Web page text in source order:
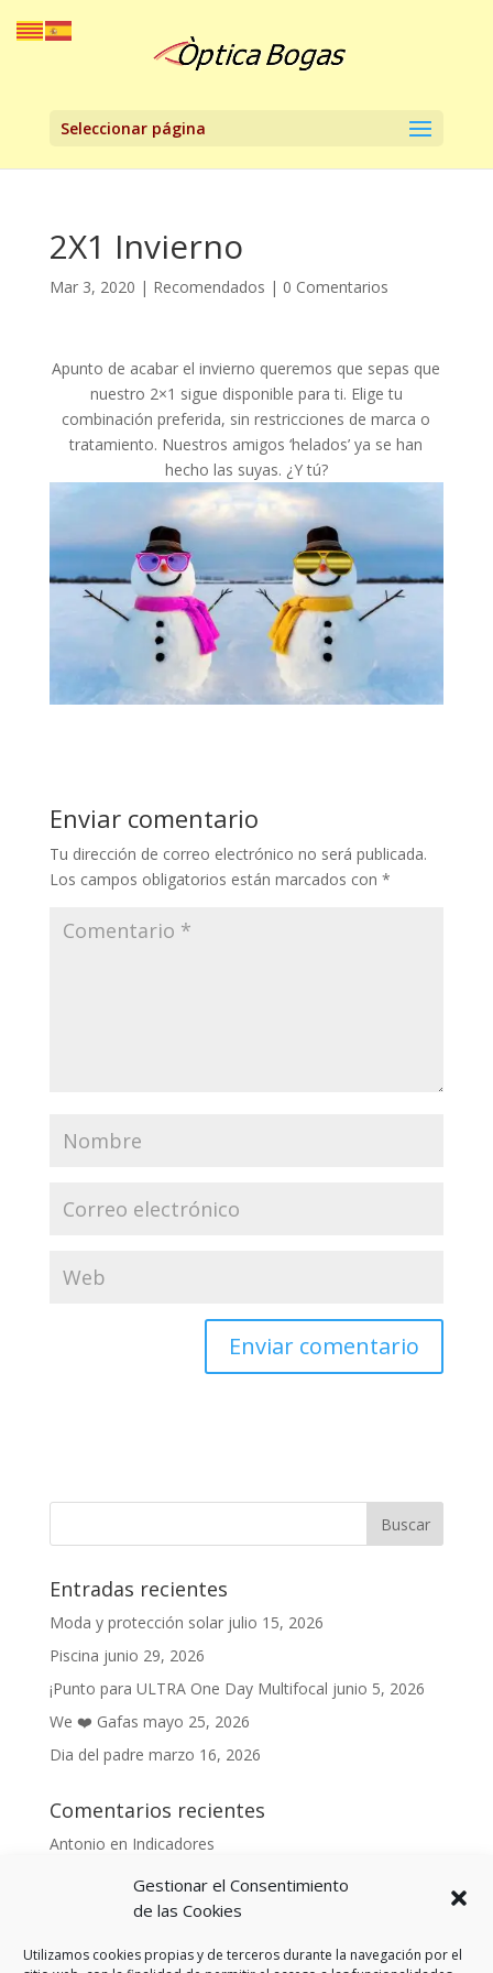
Gestionar el Consentimiento
de las Cookies
Utilizamos cookies propias y de terceros durante la navegación por el
Seleccionar página
2X1 Invierno
Mar 3, 2020 | Recomendados | 0 Comentarios
Apunto de acabar el invierno queremos que sepas que
nuestro 2×1 sigue disponible para ti. Elige tu
combinación preferida, sin restricciones de marca o
tratamiento. Nuestros amigos ‘helados’ ya se han
hecho las suyas. ¿Y tú?
Enviar comentario
Tu dirección de correo electrónico no será publicada.
Los campos obligatorios están marcados con *
Entradas recientes
Moda y protección solar julio 15, 2026
Piscina junio 29, 2026
¡Punto para ULTRA One Day Multifocal junio 5, 2026
We ❤️ Gafas mayo 25, 2026
Dia del padre marzo 16, 2026
Comentarios recientes
Antonio en Indicadores
enIndicadores
enDe cara al buen tiempo